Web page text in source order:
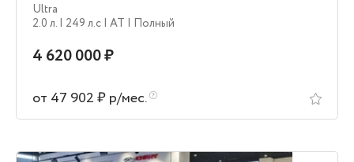
Ultra
2.0 л. | 249 л.c | AT | Полный
4 620 000 ₽
от 47 902 ₽ р/мес.